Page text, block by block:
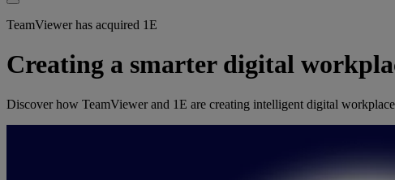
TeamViewer has acquired 1E
Creating a smarter digital
Discover how TeamViewer and 1E are creating intelligent digital